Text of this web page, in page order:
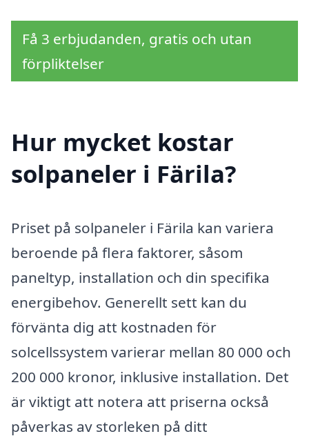
Få 3 erbjudanden, gratis och utan
förpliktelser
Hur mycket kostar
solpaneler i Färila?
Priset på solpaneler i Färila kan variera
beroende på flera faktorer, såsom
paneltyp, installation och din specifika
energibehov. Generellt sett kan du
förvänta dig att kostnaden för
solcellssystem varierar mellan 80 000 och
200 000 kronor, inklusive installation. Det
är viktigt att notera att priserna också
påverkas av storleken på ditt